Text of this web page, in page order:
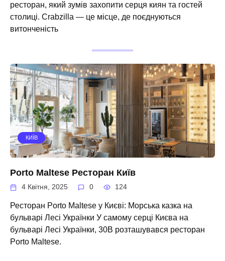
ресторан, який зумів захопити серця киян та гостей
столиці. Crabzilla — це місце, де поєднуються
витонченість
КИЇВ
Porto Maltese Ресторан Київ
4 Квітня, 2025 0 124
Ресторан Porto Maltese у Києві: Морська казка на
бульварі Лесі Українки У самому серці Києва на
бульварі Лесі Українки, 30В розташувався ресторан
Porto Maltese.